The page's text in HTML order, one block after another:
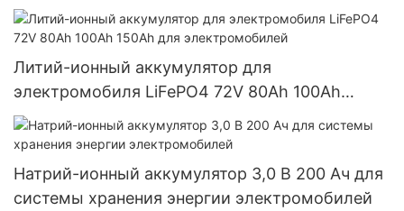
Литий-ионный аккумулятор для
электромобиля LiFePO4 72V 80Ah 100Ah
150Ah для электромобилей
Натрий-ионный аккумулятор 3,0 В 200 Ач для
системы хранения энергии электромобилей